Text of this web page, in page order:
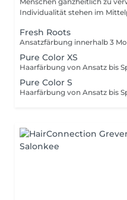
Individualität stehen im
Fresh Roots
Pure Color XS
Pure Color S